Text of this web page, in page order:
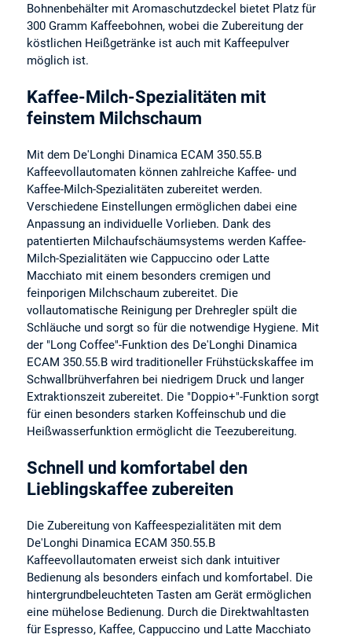
Bohnenbehälter mit Aromaschutzdeckel bietet Platz für
300 Gramm Kaffeebohnen, wobei die Zubereitung der
köstlichen Heißgetränke ist auch mit Kaffeepulver
möglich ist.
Kaffee-Milch-Spezialitäten mit
feinstem Milchschaum
Mit dem De'Longhi Dinamica ECAM 350.55.B
Kaffeevollautomaten können zahlreiche Kaffee- und
Kaffee-Milch-Spezialitäten zubereitet werden.
Verschiedene Einstellungen ermöglichen dabei eine
Anpassung an individuelle Vorlieben. Dank des
patentierten Milchaufschäumsystems werden Kaffee-
Milch-Spezialitäten wie Cappuccino oder Latte
Macchiato mit einem besonders cremigen und
feinporigen Milchschaum zubereitet. Die
vollautomatische Reinigung per Drehregler spült die
Schläuche und sorgt so für die notwendige Hygiene. Mit
der "Long Coffee"-Funktion des De'Longhi Dinamica
ECAM 350.55.B wird traditioneller Frühstückskaffee im
Schwallbrühverfahren bei niedrigem Druck und langer
Extraktionszeit zubereitet. Die "Doppio+"-Funktion sorgt
für einen besonders starken Koffeinschub und die
Heißwasserfunktion ermöglicht die Teezubereitung.
Schnell und komfortabel den
Lieblingskaffee zubereiten
Die Zubereitung von Kaffeespezialitäten mit dem
De'Longhi Dinamica ECAM 350.55.B
Kaffeevollautomaten erweist sich dank intuitiver
Bedienung als besonders einfach und komfortabel. Die
hintergrundbeleuchteten Tasten am Gerät ermöglichen
eine mühelose Bedienung. Durch die Direktwahltasten
für Espresso, Kaffee, Cappuccino und Latte Macchiato